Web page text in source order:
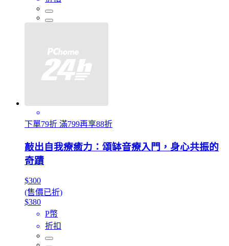
下單79折 滿799再享88折
敲出自我療癒力：頌缽音療入門，身心共振的
奇蹟
$300
(售價已折)
$380
P幣
折扣